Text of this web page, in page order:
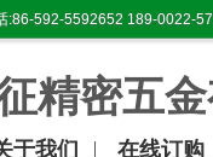
:86-592-5592652 189-0022-
精密五
于我们 在线订购